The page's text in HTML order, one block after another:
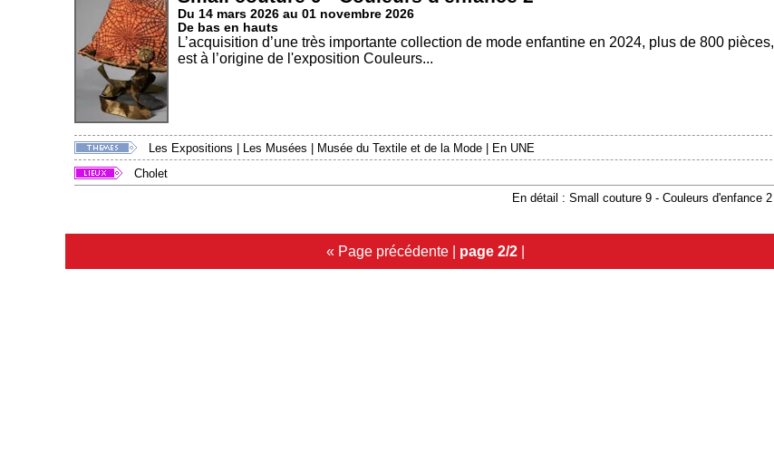
Du 14 mars 2026 au 01 novembre 2026
De bas en hauts
L’acquisition d’une très importante collection de mode enfantine en 2024, plus de 800 pièces,
est à l’origine de l'exposition Couleurs...
Les Expositions Les Musées Musée du Textile et de la Mode
En UNE
Cholet
En détail : Small couture 9 - Couleurs d'enfance 2
« Page précédente | page 2/2 |